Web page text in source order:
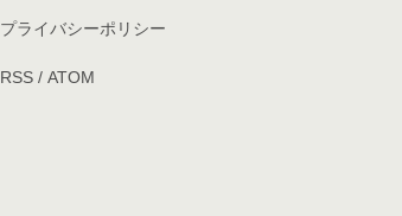
プライバシーポリシー
RSS/ ATOM